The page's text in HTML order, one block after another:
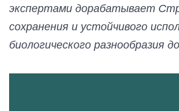
экспертами дорабатывает
сохранения и устойчивого
биологического разнообразия